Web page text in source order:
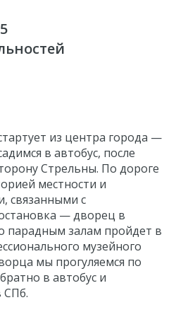
парк
из центра города —
в автобус, после
Стрельны. По дороге
местности и
связанными с
— дворец в
парадным залам пройдет в
музейного
мы прогуляемся по
в автобус и
СПб.